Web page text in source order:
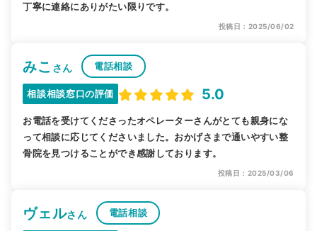
丁寧に連絡にありがたい限りです。
投稿日：2025/06/02
みこ さん 電話相談
相談相談窓口の評価 5.0
お電話を受けてくださったオペレーターさんがとても親身にな
って相談に応じてくださいました。おかげさまで通いやすい整
骨院を見つけることができ感謝しております。
投稿日：2025/03/06
ヴェルさん 電話相談